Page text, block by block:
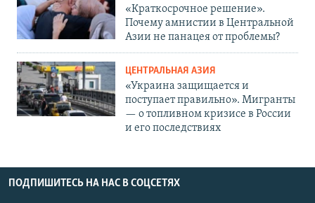
«Краткосрочное решение».
Почему амнистии в Центральной
Азии не панацея от проблемы?
ЦЕНТРАЛЬНАЯ АЗИЯ
«Украина защищается и
поступает правильно». Мигранты
— о топливном кризисе в России
и его последствиях
ПОДПИШИТЕСЬ НА НАС В СОЦСЕТЯХ